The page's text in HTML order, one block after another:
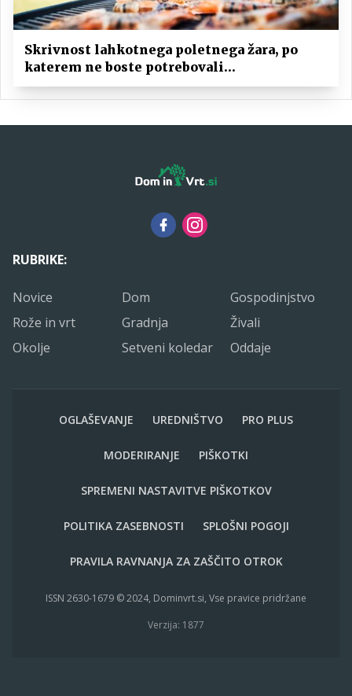
Skrivnost lahkotnega poletnega žara, po
katerem ne boste potrebovali
popoldanskega spanca
RUBRIKE:
Novice Dom
Gospodinjstvo
Rože in vrt
Gradnja
Živali
Okolje
Setveni koledar Oddaje
OGLAŠEVANJE UREDNIŠTVO PRO PLUS
MODERIRANJE PIŠKOTKI
SPREMENI NASTAVITVE PIŠKOTKOV
POLITIKA ZASEBNOSTI SPLOŠNI POGOJI
PRAVILA RAVNANJA ZA ZAŠČITO OTROK
ISSN 2630-1679 © 2024, Dominvrt.si, Vse pravice pridržane
Verzija: 1877